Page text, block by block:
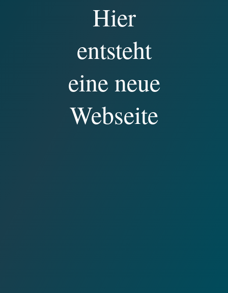
Hier
entsteht
eine neue
Webseite